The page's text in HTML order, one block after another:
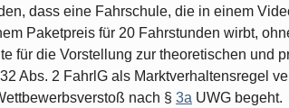
dass eine Fahrschule, die in einem
Paketpreis für 20 Fahrstunden wirbt,
für die Vorstellung zur theoretischen und
Abs. 2 FahrlG als Marktverhaltensregel
nach § 3a UWG begeht.